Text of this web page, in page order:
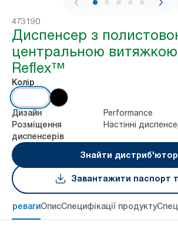
1 / 8
473190
Диспенсер з
центральною
Reflex™
Колір
Дизайн Performance
Розміщення
диспенсерів
Настінні
Знайти
Завантажити паспорт
перевагиОписСпецифікації продукту